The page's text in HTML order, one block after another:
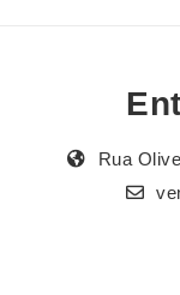
Rua